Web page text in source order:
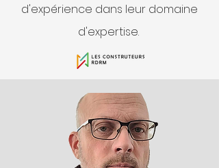
d'expérience dans leur domaine
d'expertise.